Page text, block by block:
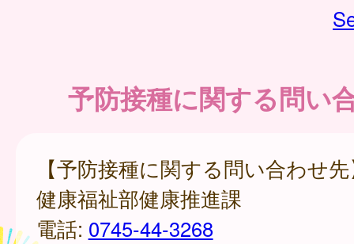
予防接種に関する問い
【予防接種に関する問い合わせ
健康福祉部健康推進課
電話: 0745-44-3268